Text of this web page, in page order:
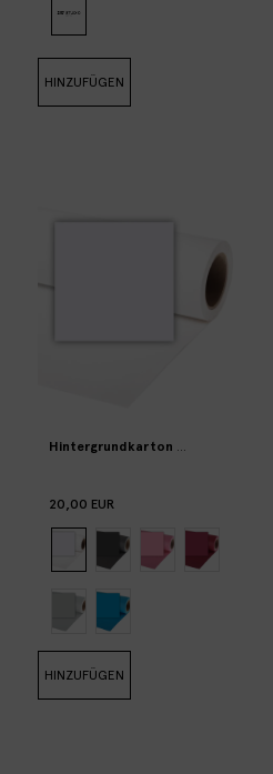
HINZUFÜGEN
(profoto or bowens mount)
Hintergrundkarton 2,72×11 m
20,00 EUR
HINZUFÜGEN